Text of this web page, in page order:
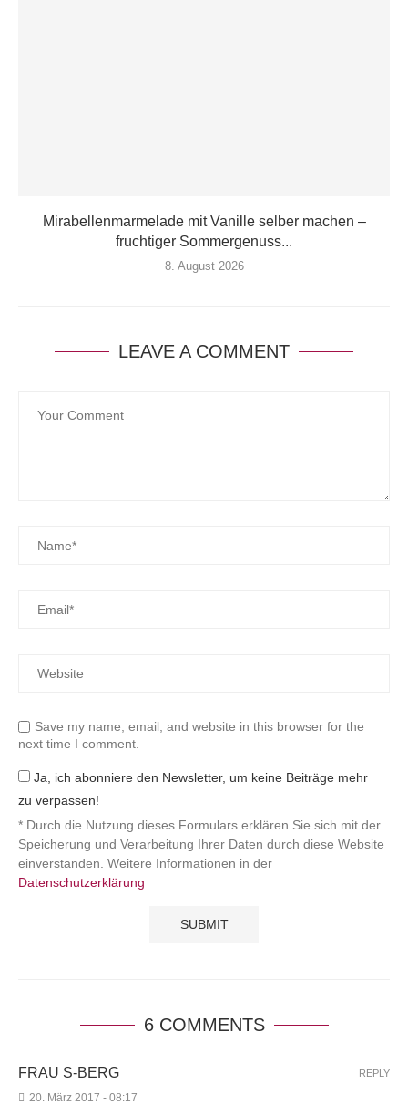
Mirabellenmarmelade mit Vanille selber machen –
fruchtiger Sommergenuss...
8. August 2026
LEAVE A COMMENT
Save my name, email, and website in this browser for the
next time I comment.
Ja, ich abonniere den Newsletter, um keine Beiträge mehr
zu verpassen!
* Durch die Nutzung dieses Formulars erklären Sie sich mit der
Speicherung und Verarbeitung Ihrer Daten durch diese Website
einverstanden. Weitere Informationen in der
Datenschutzerklärung
6 COMMENTS
FRAU S-BERG
20. März 2017 - 08:17
REPLY